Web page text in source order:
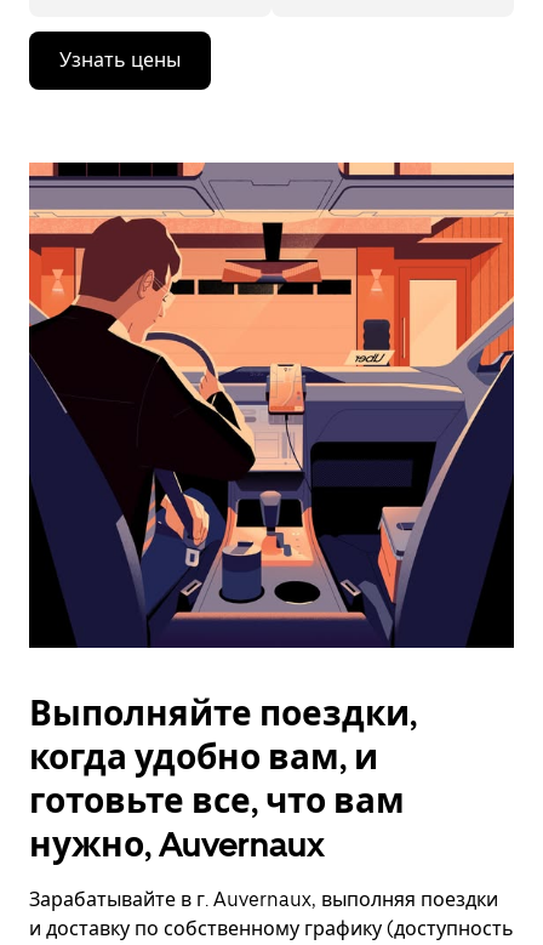
Нажмите
стрелку
вниз,
календарю
выбрать
дату.
Чтобы
закрыть
календарь,
нажмите
Esc.
Узнать цены
Выполняйте поездки,
когда удобно вам, и
готовьте все, что вам
нужно, Auvernaux
Зарабатывайте в г. Auvernaux, выполняя поездки
и доставку по собственному графику (доступность